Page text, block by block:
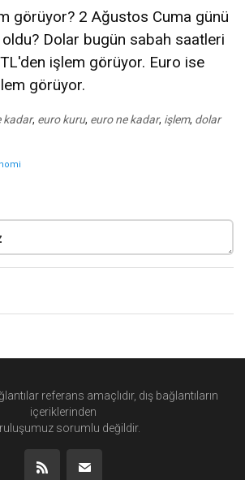
görüyor? 2 Ağustos Cuma günü
Dolar bugün sabah saatleri
işlem görüyor. Euro ise
görüyor.
kadar, euro kuru, euro ne kadar, işlem, dolar
referans amaçlıdır, dış bağlantıların
içeriklerinden
sorumlu değildir.